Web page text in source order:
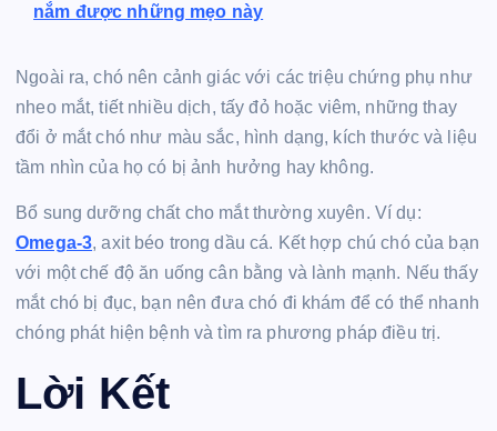
nắm được những mẹo này
Ngoài ra, chó nên cảnh giác với các triệu chứng phụ như
nheo mắt, tiết nhiều dịch, tấy đỏ hoặc viêm, những thay
đổi ở mắt chó như màu sắc, hình dạng, kích thước và liệu
tầm nhìn của họ có bị ảnh hưởng hay không.
Bổ sung dưỡng chất cho mắt thường xuyên. Ví dụ:
Omega-3, axit béo trong dầu cá. Kết hợp chú chó của bạn
với một chế độ ăn uống cân bằng và lành mạnh. Nếu thấy
mắt chó bị đục, bạn nên đưa chó đi khám để có thể nhanh
chóng phát hiện bệnh và tìm ra phương pháp điều trị.
Lời Kết